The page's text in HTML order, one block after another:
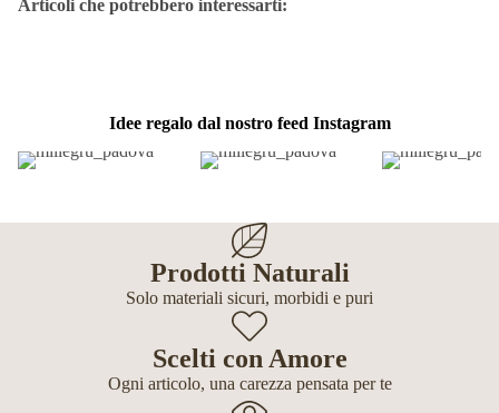
Articoli che potrebbero interessarti:
Idee regalo dal nostro feed Instagram
Prodotti Naturali
Solo materiali sicuri, morbidi e puri
Scelti con Amore
Ogni articolo, una carezza pensata per te